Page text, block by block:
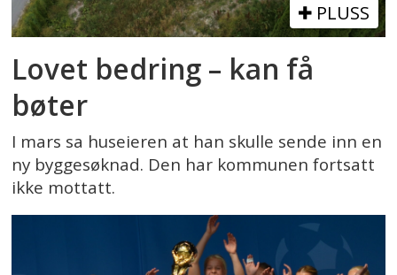
PLUSS
Lovet bedring – kan få
bøter
I mars sa huseieren at han skulle sende inn en
ny byggesøknad. Den har kommunen fortsatt
ikke mottatt.